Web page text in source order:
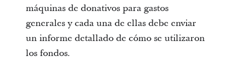
máquinas de donativos para gastos
generales y cada una de ellas debe enviar
un informe detallado de cómo se utilizaron
los fondos.